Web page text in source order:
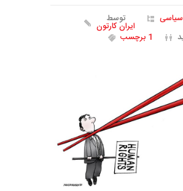
سیاسی توسط
ایران کارتون
1 برچسب